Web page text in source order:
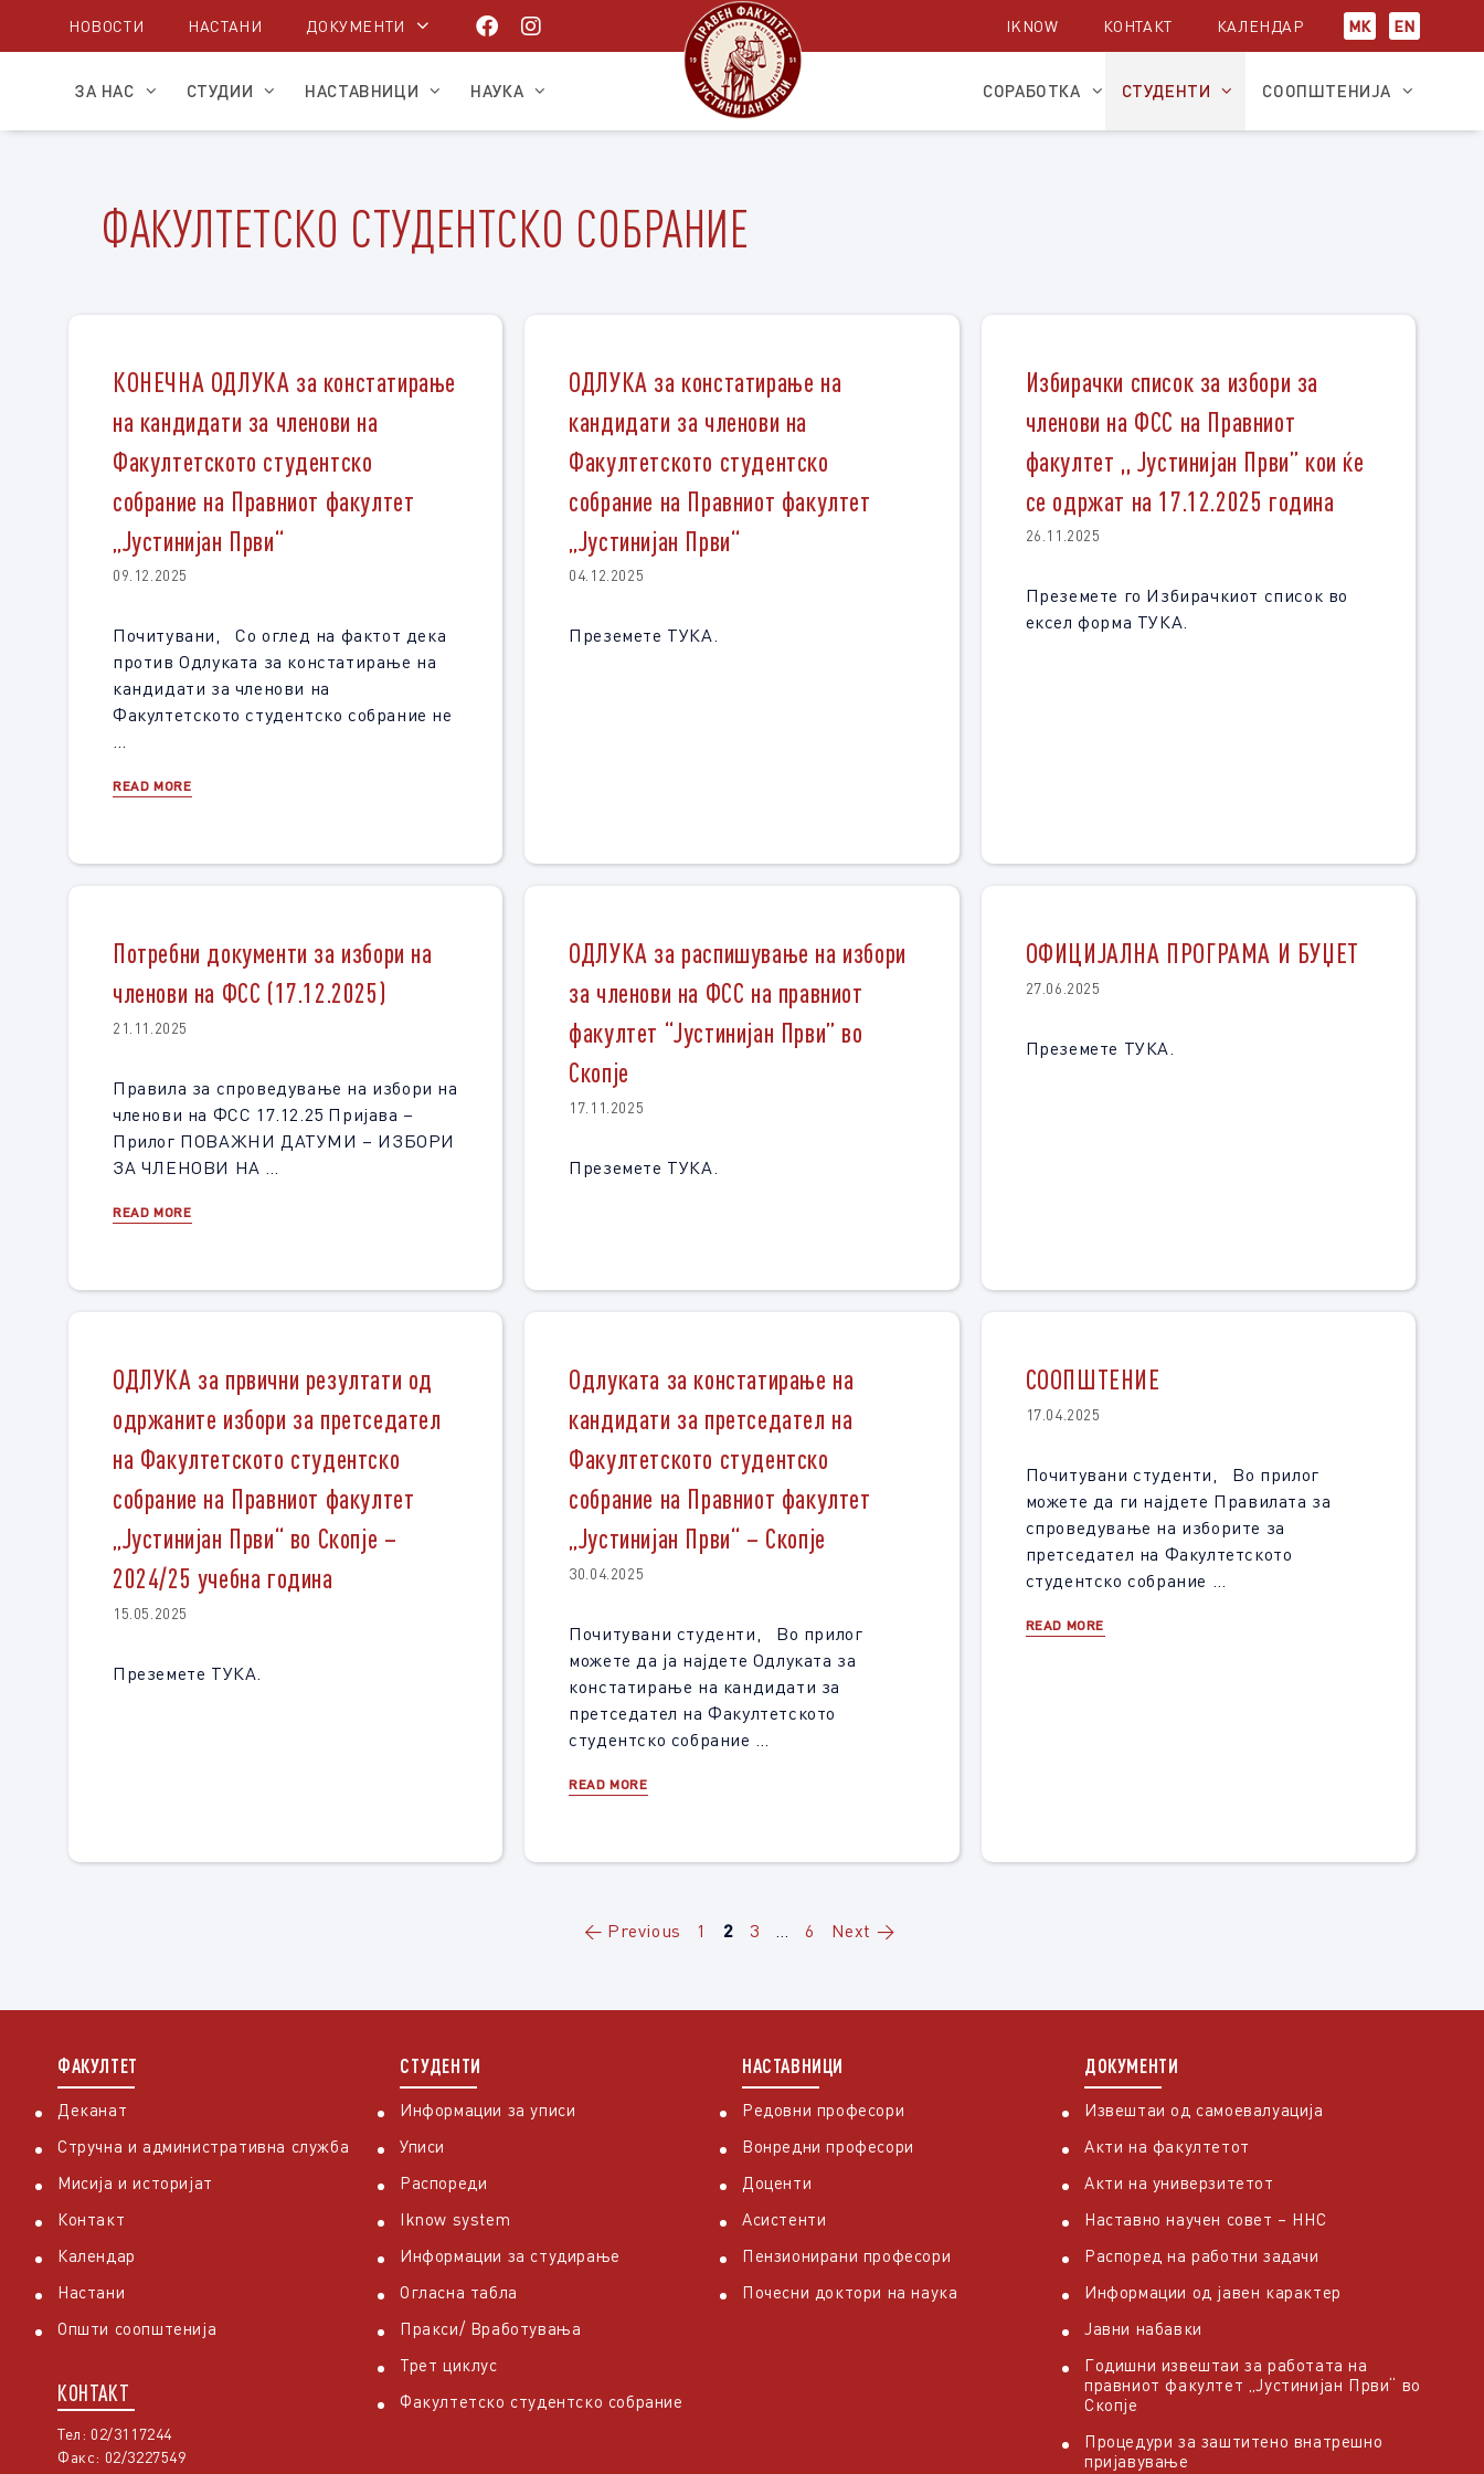
НОВОСТИ НАСТАНИ ДОКУМЕНТИ IKNOW КОНТАКТ КАЛЕНДАР МК EN
ЗА НАС СТУДИИ НАСТАВНИЦИ НАУКА СОРАБОТКА СТУДЕНТИ СООПШТЕНИЈА
ФАКУЛТЕТСКО СТУДЕНТСКО СОБРАНИЕ
КОНЕЧНА ОДЛУКА за констатирање
на кандидати за членови на
Факултетското студентско
собрание на Правниот факултет
„Јустинијан Први“
09.12.2025
Почитувани, Со оглед на фактот дека
против Одлуката за констатирање на
кандидати за членови на
Факултетското студентско собрание не
…
READ MORE
ОДЛУКА за констатирање на
кандидати за членови на
Факултетското студентско
собрание на Правниот факултет
„Јустинијан Први“
04.12.2025
Преземете ТУКА.
Избирачки список за избори за
членови на ФСС на Правниот
факултет ,, Јустинијан Први” кои ќе
се одржат на 17.12.2025 година
26.11.2025
Преземете го Избирачкиот список во
ексел форма ТУКА.
Потребни документи за избори на
членови на ФСС (17.12.2025)
21.11.2025
Правила за спроведување на избори на
членови на ФСС 17.12.25 Пријава –
Прилог ПОВАЖНИ ДАТУМИ – ИЗБОРИ
ЗА ЧЛЕНОВИ НА …
READ MORE
ОДЛУКА за распишување на избори
за членови на ФСС на правниот
факултет “Јустинијан Први” во
Скопје
17.11.2025
Преземете ТУКА.
ОФИЦИЈАЛНА ПРОГРАМА И БУЏЕТ
27.06.2025
Преземете ТУКА.
ОДЛУКА за првични резултати од
одржаните избори за претседател
на Факултетското студентско
собрание на Правниот факултет
„Јустинијан Први“ во Скопје –
2024/25 учебна година
15.05.2025
Преземете ТУКА.
Одлуката за констатирање на
кандидати за претседател на
Факултетското студентско
собрание на Правниот факултет
„Јустинијан Први“ – Скопје
30.04.2025
Почитувани студенти, Во прилог
можете да ја најдете Одлуката за
констатирање на кандидати за
претседател на Факултетското
студентско собрание …
READ MORE
СООПШТЕНИЕ
17.04.2025
Почитувани студенти, Во прилог
можете да ги најдете Правилата за
спроведување на изборите за
претседател на Факултетското
студентско собрание …
READ MORE
← Previous Page
1 Page
2 Page
3 Page
6 Next →
ФАКУЛТЕТ
Деканат
Стручна и административна служба
Мисија и историјат
Контакт
Календар
Настани
Општи соопштенија
КОНТАКТ
Тел: 02/3117244
Факс: 02/3227549
СТУДЕНТИ
Информации за уписи
Уписи
Распореди
Iknow system
Информации за студирање
Огласна табла
Пракси/ Вработувања
Трет циклус
Факултетско студентско собрание
НАСТАВНИЦИ
Редовни професори
Вонредни професори
Доценти
Асистенти
Пензионирани професори
Почесни доктори на наука
ДОКУМЕНТИ
Извештаи од самоевалуација
Акти на факултетот
Акти на универзитетот
Наставно научен совет – ННС
Распоред на работни задачи
Информации од јавен карактер
Јавни набавки
Годишни извештаи за работата на
правниот факултет „Јустинијан Први“ во
Скопје
Процедури за заштитено внатрешно
пријавување